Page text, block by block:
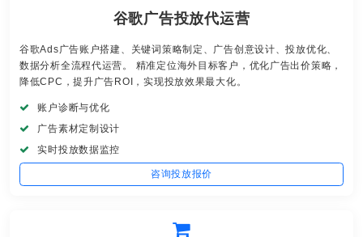
谷歌广告投放代运营
谷歌Ads广告账户搭建、关键词策略制定、广告创意设计、投放优化、
数据分析全流程代运营。 精准定位海外目标客户，优化广告出价策略，
降低CPC，提升广告ROI，实现投放效果最大化。
账户诊断与优化
广告素材定制设计
实时投放数据监控
咨询投放报价